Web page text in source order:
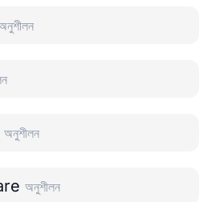
অনুশীলন
অনুশীলন